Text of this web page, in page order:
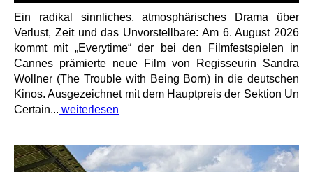
Ein radikal sinnliches, atmosphärisches Drama über
Verlust, Zeit und das Unvorstellbare: Am 6. August 2026
kommt mit „Everytime“ der bei den Filmfestspielen in
Cannes prämierte neue Film von Regisseurin Sandra
Wollner (The Trouble with Being Born) in die deutschen
Kinos. Ausgezeichnet mit dem Hauptpreis der Sektion Un
Certain... weiterlesen